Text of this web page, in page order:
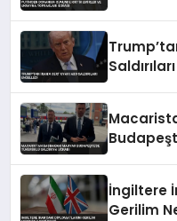
İngiltere
Gerilim